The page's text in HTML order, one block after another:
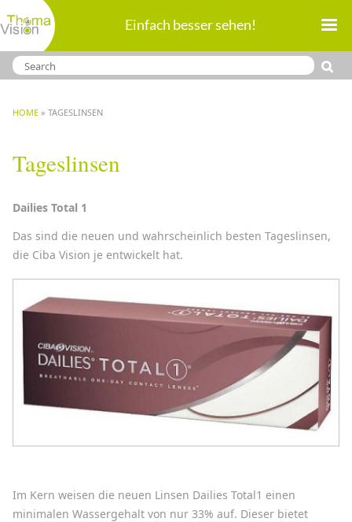
Direkt
zum
Inhalt
Einfach besser sehen!
BREADCRUMB
HOME TAGESLINSEN
Tageslinsen
Dailies Total 1
Das sind die neuen und wahrscheinlich besten Tageslinsen,
die Ciba Vision je entwickelt hat.
Im Kern weisen die neuen Linsen Dailies Total1 einen
minimalen Wassergehalt von nur 33% auf. Dieser bietet